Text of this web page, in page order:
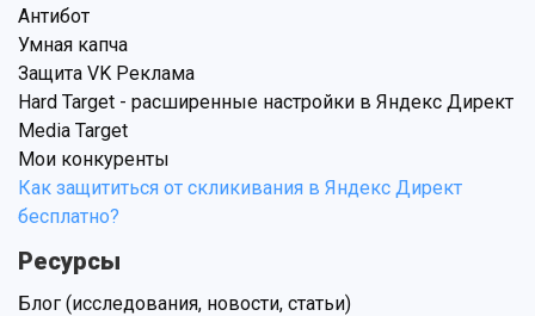
Антибот
Умная капча
Защита VK Реклама
Hard Target - расширенные настройки в Яндекс Директ
Media Target
Мои конкуренты
Как защититься от скликивания в Яндекс Директ
бесплатно?
Ресурсы
Блог (исследования, новости, статьи)